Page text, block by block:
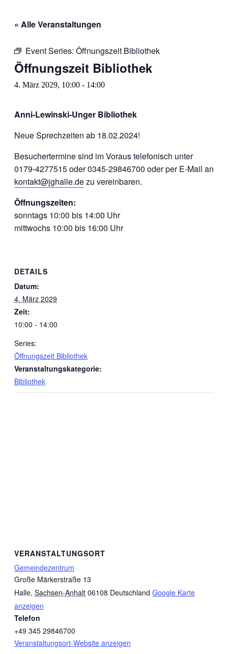
« Alle Veranstaltungen
Event Series: Öffnungszeit Bibliothek
Öffnungszeit Bibliothek
4. März 2029, 10:00 - 14:00
Anni-Lewinski-Unger Bibliothek
Neue Sprechzeiten ab 18.02.2024!
Besuchertermine sind im Voraus telefonisch unter
0179-4277515 oder 0345-29846700 oder per E-Mail an
kontakt@jghalle.dezu vereinbaren.
Öffnungszeiten:
sonntags 10:00 bis 14:00 Uhr
mittwochs 10:00 bis 16:00 Uhr
DETAILS
Datum:
4. März 2029
Zeit:
10:00 - 14:00
Series:
Öffnungszeit Bibliothek
Veranstaltungskategorie:
Bibliothek
VERANSTALTUNGSORT
Gemeindezentrum
Große Märkerstraße 13
Halle, Sachsen-Anhalt 06108 Deutschland Google Karte
anzeigen
Telefon
+49 345 29846700
Veranstaltungsort-Website anzeigen